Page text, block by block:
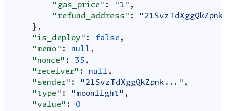
"gas_price" : "1" ,
"refund_address" :
},
"is_deploy" : false ,
"memo" : null ,
"nonce" : 35 ,
"receiver" : null ,
"sender" : "21SvzTdXggQkZpnk..." ,
"type" : "moonlight" ,
"value" :
0